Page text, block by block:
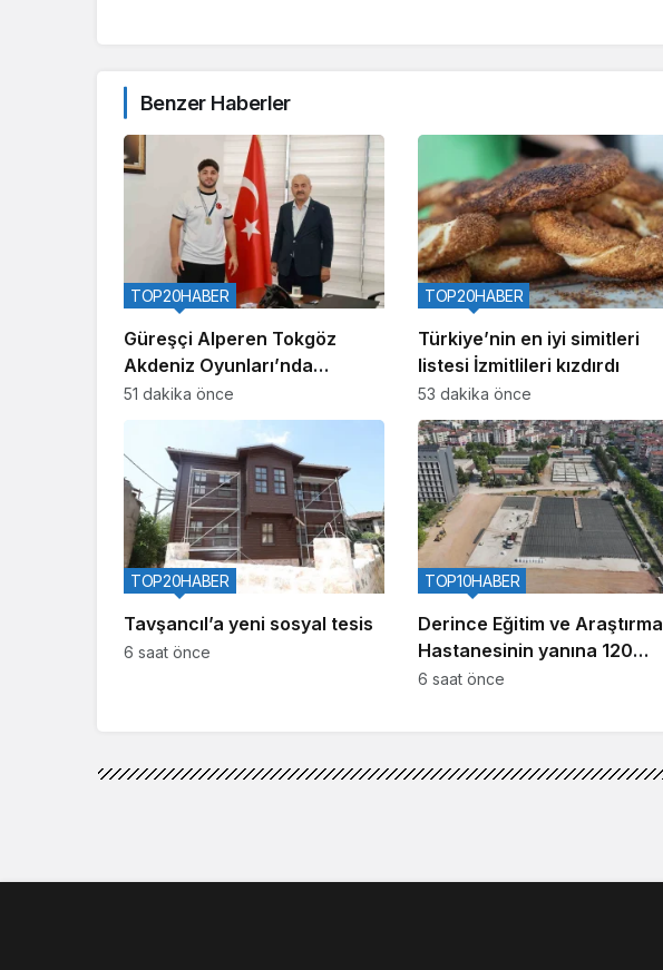
Benzer Haberler
Güreşçi Alperen Tokgöz
Akdeniz Oyunları’nda
Türkiye’yi temsil edecek
TOP20HABER
51 dakika önce
Türkiye’nin en iyi simitleri
listesi İzmitlileri kızdırdı
TOP20HABER
53 dakika önce
Tavşancıl’a yeni sosyal tesis
TOP20HABER
6 saat önce
Derince Eğitim ve Araştırma
Hastanesinin yanına 120
yataklı yeni tesis
TOP10HABER
6 saat önce